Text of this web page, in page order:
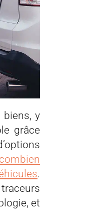
biens, y
grâce
combien
.
et